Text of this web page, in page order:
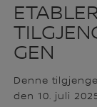
GEN
Denne
den 10. juli